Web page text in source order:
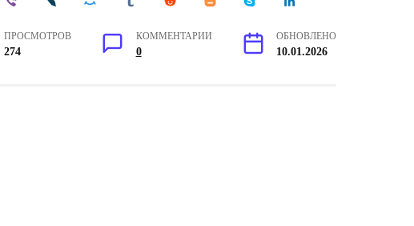
ПРОСМОТРОВ
274
КОММЕНТАРИИ
0
ОБНОВЛЕНО
10.01.2026